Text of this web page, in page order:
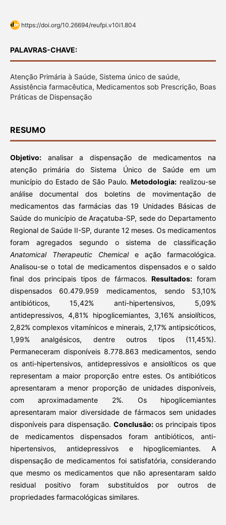
https://doi.org/10.26694/reufpi.v10i1.804
PALAVRAS-CHAVE:
Atenção Primária à Saúde, Sistema único de saúde,
Assistência farmacêutica, Medicamentos sob Prescrição, Boas
Práticas de Dispensação
RESUMO
Objetivo:analisar a dispensação de medicamentos na
atenção primária do Sistema Único de Saúde em um
município do Estado de São Paulo.Metodologia: realizou-se
análise documental dos boletins de movimentação de
medicamentos das farmácias das 19 Unidades Básicas de
Saúde do município de Araçatuba-SP, sede do Departamento
Regional de Saúde II-SP, durante 12 meses. Os medicamentos
foram agregados segundo o sistema de classificação
Anatomical Therapeutic Chemicale ação farmacológica.
Analisou-se o total de medicamentos dispensados e o saldo
final dos principais tipos de fármacos.Resultados: foram
dispensados 60.479.959 medicamentos, sendo 53,10%
antibióticos, 15,42% anti-hipertensivos, 5,09%
antidepressivos, 4,81% hipoglicemiantes, 3,16% ansiolíticos,
2,82% complexos vitamínicos e minerais, 2,17% antipsicóticos,
1,99% analgésicos, dentre outros tipos (11,45%).
Permaneceram disponíveis 8.778.863 medicamentos, sendo
os anti-hipertensivos, antidepressivos e ansiolíticos os que
representam a maior proporção entre estes. Os antibióticos
apresentaram a menor proporção de unidades disponíveis,
com aproximadamente 2%. Os hipoglicemiantes
apresentaram maior diversidade de fármacos sem unidades
disponíveis para dispensação. Conclusão:os principais tipos
de medicamentos dispensados foram antibióticos, anti-
hipertensivos, antidepressivos e hipoglicemiantes. A
dispensação de medicamentos foi satisfatória, considerando
que mesmo os medicamentos que não apresentaram saldo
residual positivo foram substituídos por outros de
propriedades farmacológicas similares.